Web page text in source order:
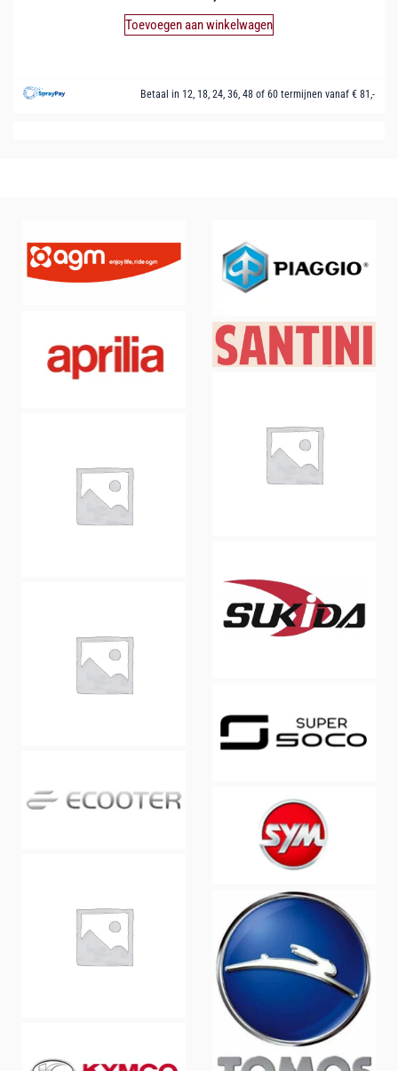
Toevoegen aan winkelwagen
Betaal in 12, 18, 24, 36, 48 of 60 termijnen vanaf € 81,-